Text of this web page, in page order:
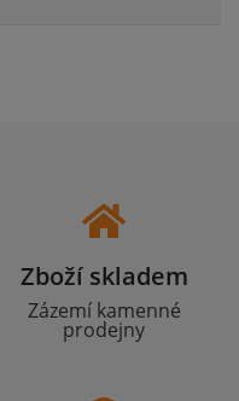
Zboží skladem
Zázemí kamenné
prodejny